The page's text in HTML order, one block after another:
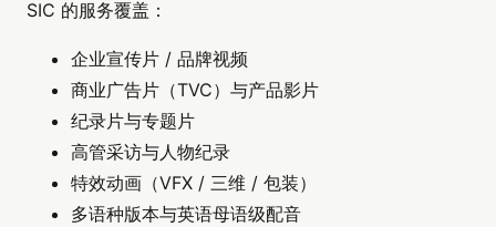
SIC 的服务覆盖：
企业宣传片 / 品牌视频
商业广告片（TVC）与产品影片
纪录片与专题片
高管采访与人物纪录
特效动画（VFX / 三维 / 包装）
多语种版本与英语母语级配音